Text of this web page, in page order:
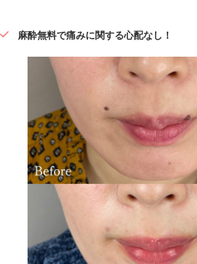
麻酔無料で痛みに関する心配なし！